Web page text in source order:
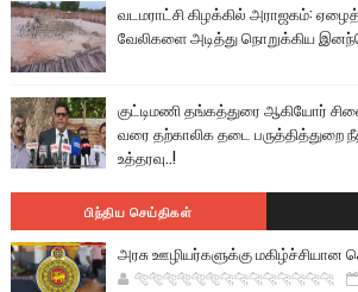
வடமராட்சி கிழக்கில் அராஜகம்:
வேலிகளை அடித்து நொறுக்கிய
குட்டிமணி தங்கத்துரை ஆகியோர்
வரை தற்காலிக தடை பருத்தித்துறை
உத்தரவு..!
பிந்திய செய்திகள்
அரசு ஊழியர்களுக்கு மகிழ்ச்சியான
🐅🐅🐅🐅🐅🐅🐆🐆🐆🐆🐆🐆🐆🐆